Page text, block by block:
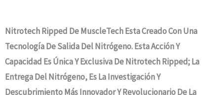
Nitrotech Ripped De MuscleTech Esta Creado Con Una
Tecnología De Salida Del Nitrógeno. Esta Acción Y
Capacidad Es Única Y Exclusiva De Nitrotech Ripped; La
Entrega Del Nitrógeno, Es La Investigación Y
Descubrimiento Más Innovador Y Revolucionario De La